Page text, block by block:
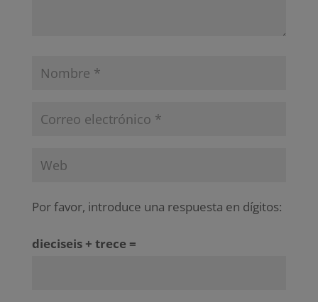
Por favor, introduce una respuesta en dígitos:
dieciseis + trece =